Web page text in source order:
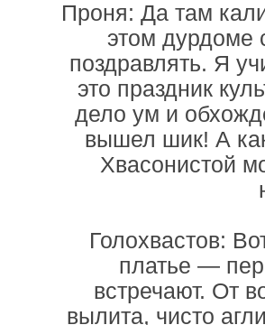
Проня: Да там
этом дурдоме
поздравлять. Я
это праздник
дело ум и
вышел шик! А
Хвасонистой
Голохвастов:
платье —
встречают. От
вылита, чисто